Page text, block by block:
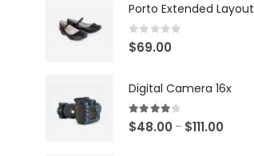
Porto Extended Layout
0 out of 5
$69.00
Digital Camera 16x
4.00 out of 5
$48.00 – $111.00